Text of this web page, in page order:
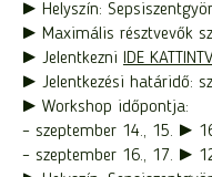
► Helyszín:
► Maximális résztvevők
► Jelentkezni IDE
► Jelentkezési határidő:
► Workshop időpontja:
– szeptember 14., 15. ►
– szeptember 16., 17. ►